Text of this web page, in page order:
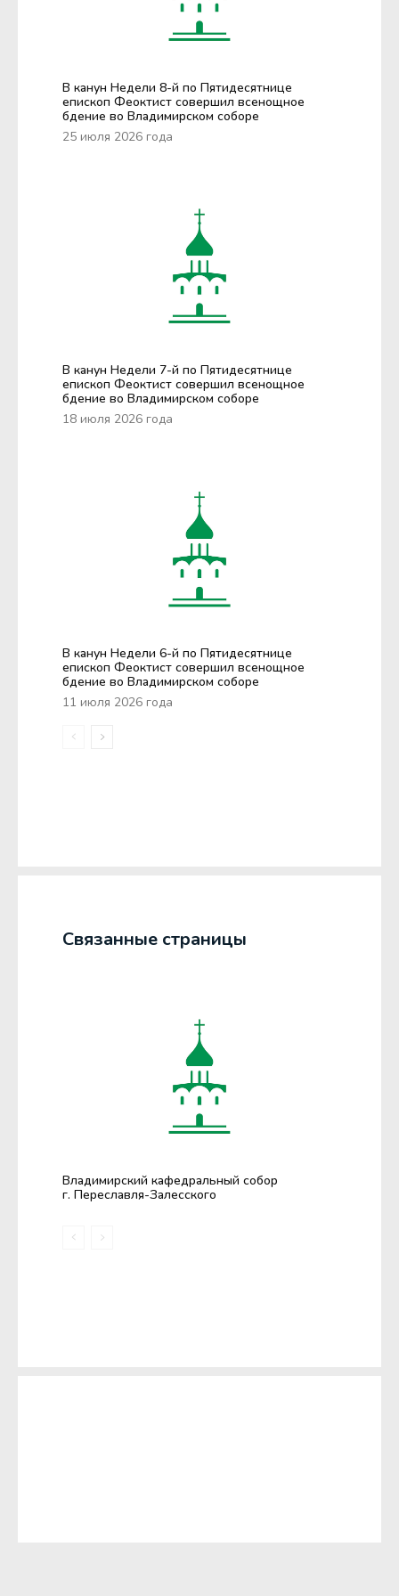
В канун Недели 8-й по Пятидесятнице
епископ Феоктист совершил всенощное
бдение во Владимирском соборе
25 июля 2026 года
В канун Недели 7-й по Пятидесятнице
епископ Феоктист совершил всенощное
бдение во Владимирском соборе
18 июля 2026 года
В канун Недели 6-й по Пятидесятнице
епископ Феоктист совершил всенощное
бдение во Владимирском соборе
11 июля 2026 года
Связанные страницы
Владимирский кафедральный собор
г. Переславля-Залесского